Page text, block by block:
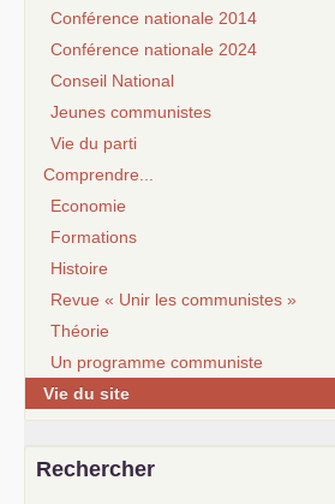
Conférence nationale 2014
Conférence nationale 2024
Conseil National
Jeunes communistes
Vie du parti
Comprendre...
Economie
Formations
Histoire
Revue « Unir les communistes »
Théorie
Un programme communiste
Vie du site
Rechercher